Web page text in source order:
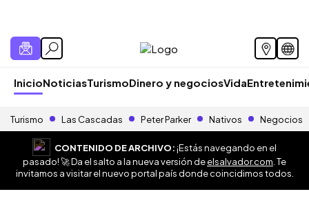
InicioNoticiasTurismoDinero y negociosVida
Turismo Las Cascadas Peter Parker Nativos Negocios
CONTENIDO DE ARCHIVO:¡Estás navegando en el
pasado! 🚀 Da el salto a la nueva versión deelsalvador.com . Te
invitamos a visitar el nuevo portal país donde coincidimos todos.